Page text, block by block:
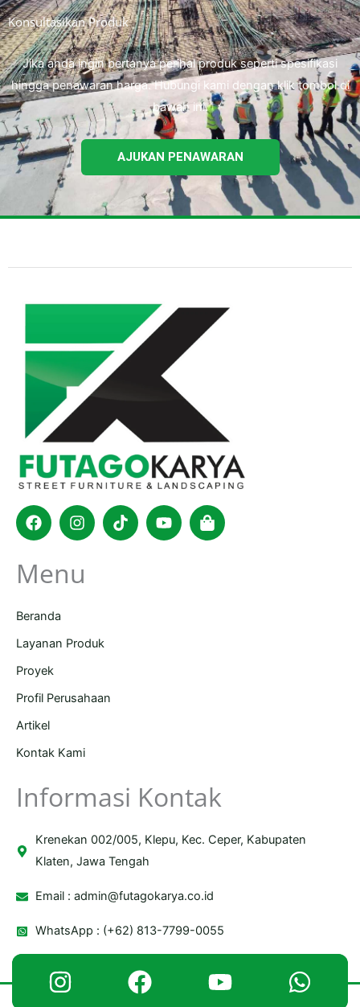
Konsultasikan Produk
Jika anda ingin bertanya perihal produk seperti spesifikasi
hingga penawaran harga. Hubungi kami dengan klik tombol di
bawah ini.
AJUKAN PENAWARAN
FacebookInstagram
TiktokYoutubeShopping-
bag
Menu
Beranda
Layanan Produk
Proyek
Profil Perusahaan
Artikel
Kontak Kami
Informasi Kontak
Krenekan 002/005, Klepu, Kec. Ceper, Kabupaten
Klaten, Jawa Tengah
Email :admin@futagokarya.co.id
WhatsApp : (+62) 813-7799-0055